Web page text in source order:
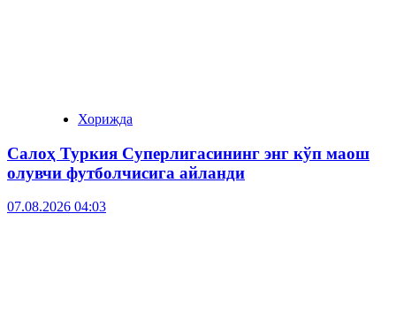
Хорижда
Салоҳ Туркия Суперлигасининг энг кўп маош
олувчи футболчисига айланди
07.08.2026 04:03